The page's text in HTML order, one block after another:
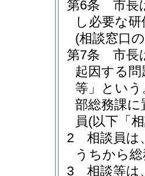
第6条
市長
し必要な
(相談窓口
第7条
市長
起因する
等」という
部総務課
員(以下「
2
相談員は
うちから
3
相談等は